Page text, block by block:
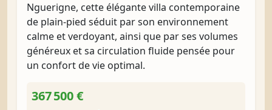
Nguerigne, cette élégante villa contemporaine
de plain-pied séduit par son environnement
calme et verdoyant, ainsi que par ses volumes
généreux et sa circulation fluide pensée pour
un confort de vie optimal.
367 500 €